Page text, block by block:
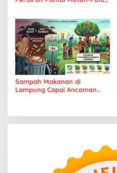
Sampah Makanan di
Lampung Capai Ancaman